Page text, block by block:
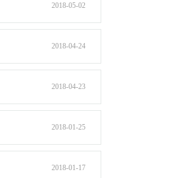
2018-05-02
2018-04-24
2018-04-23
2018-01-25
2018-01-17